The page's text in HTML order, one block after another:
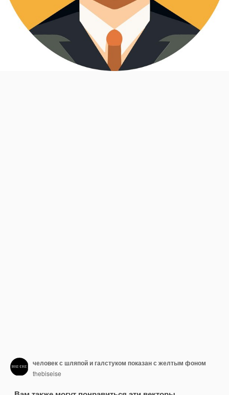
человек с шляпой и галстуком показан с желтым фоном
thebiseise